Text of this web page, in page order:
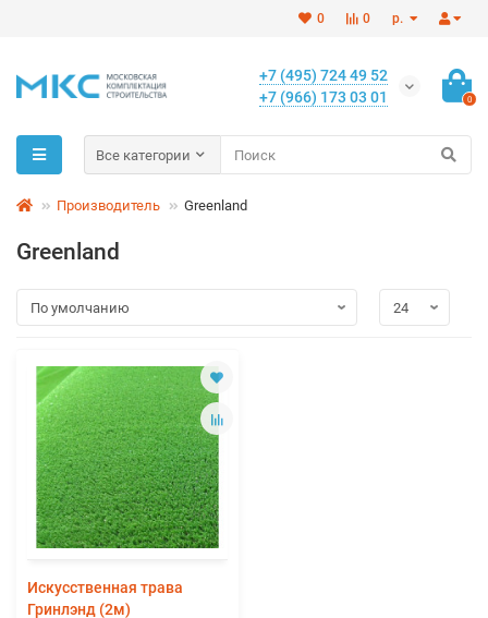
р.
0
0
+7 (495) 724 49 52
+7 (966) 173 03 01
0
Все категории
Производитель Greenland
Greenland
Искусственная трава
Гринлэнд (2м)